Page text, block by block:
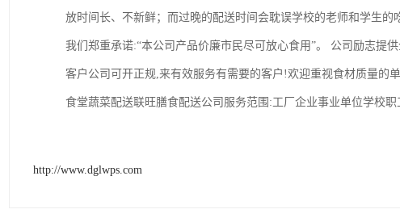
放时间长、不新鲜；而过晚的配送时间会耽误学校的老师和学生的
我们郑重承诺:“本公司产品价廉市民尽可放心食用”。 公司励志提
客户公司可开正规,来有效服务有需要的客户!欢迎重视食材质量的
食堂蔬菜配送联旺膳食配送公司服务范围:工厂企业事业单位学校职
http://www.dglwps.com